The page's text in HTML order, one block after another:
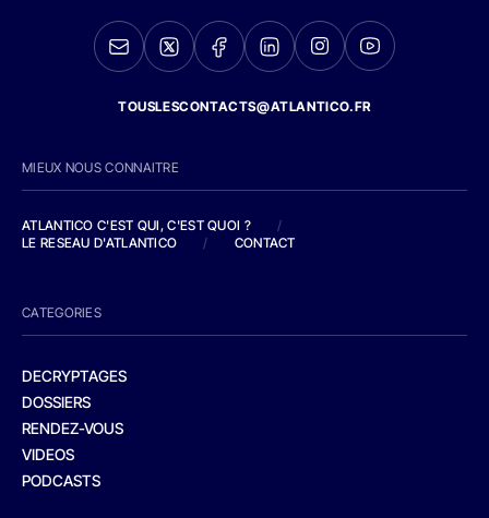
TOUSLESCONTACTS@ATLANTICO.FR
MIEUX NOUS CONNAITRE
ATLANTICO C'EST QUI, C'EST QUOI ?
/
LE RESEAU D'ATLANTICO
/ CONTACT
CATEGORIES
DECRYPTAGES
DOSSIERS
RENDEZ-VOUS
VIDEOS
PODCASTS